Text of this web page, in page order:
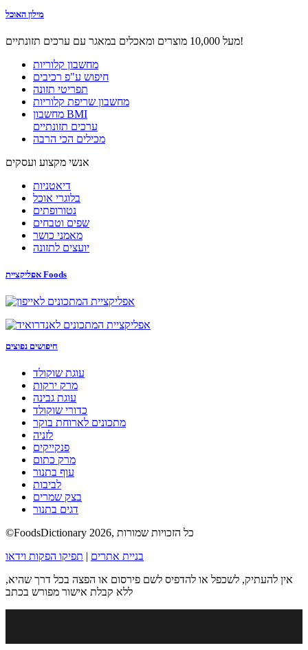
מילון האוכל
מעל 10,000 מוצרים ומאכלים במאגר עם ערכים תזונתיים!
מחשבון קלוריות
חיפוש ע"פ רכיבים
תפריטי תזונה
מחשבון שריפת קלוריות
מחשבון BMI
ערכים תזונתיים
מכילים הכי הרבה
אנשי מקצוע ועסקים
דיאטניות
בלוגרי אוכל
נטורופתים
שפים וטבחים
מאמני כושר
יועצים לתזונה
אפליקציית Foods
חיפושים נפוצים
עוגת שוקולד
מרק ירקות
עוגת גבינה
כדורי שוקולד
מתכונים לארוחת בוקר
לזניה
פנקייקים
מרק כתום
עוף בתנור
לביבות
בצק שמרים
דגים בתנור
©FoodsDictionary 2026, כל הזכויות שמורות
בניית אתרים | תפיקו הפקות וידאו
אין להעתיק, לשכפל או להדפיס לשם פירסום או הפצה בכל דרך שהיא,
ללא קבלת אישור מפורש בכתב